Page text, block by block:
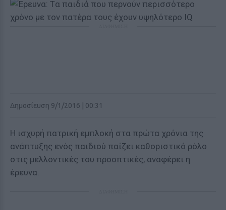
Δημοσίευση 9/1/2016 | 00:31
Η ισχυρή πατρική εμπλοκή στα πρώτα χρόνια της
ανάπτυξης ενός παιδιού παίζει καθοριστικό ρόλο
στις μελλοντικές του προοπτικές, αναφέρει η
έρευνα.